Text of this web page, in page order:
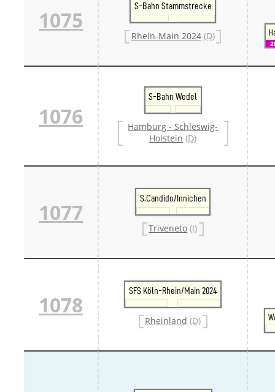
1075
S-Bahn Stammstrecke
Rhein-Main 2024 (D)
1076
S-Bahn Wedel
Hamburg - Schleswig-
Holstein (D)
1077
S.Candido/Innichen
Triveneto (I)
1078
SFS Köln-Rhein/Main 2024
Rheinland (D)